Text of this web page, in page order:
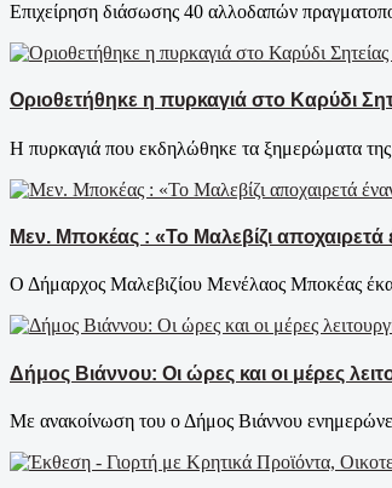
Επιχείρηση διάσωσης 40 αλλοδαπών
Οριοθετήθηκε η πυρκαγιά στο Καρύδι
Η πυρκαγιά που εκδηλώθηκε τα ξημερώματα
Μεν. Μποκέας : «Το Μαλεβίζι αποχαιρετά
Ο Δήμαρχος Μαλεβιζίου Μενέλαος Μποκέας
Δήμος Βιάννου: Οι ώρες και οι μέρες
Με ανακοίνωση του ο Δήμος Βιάννου